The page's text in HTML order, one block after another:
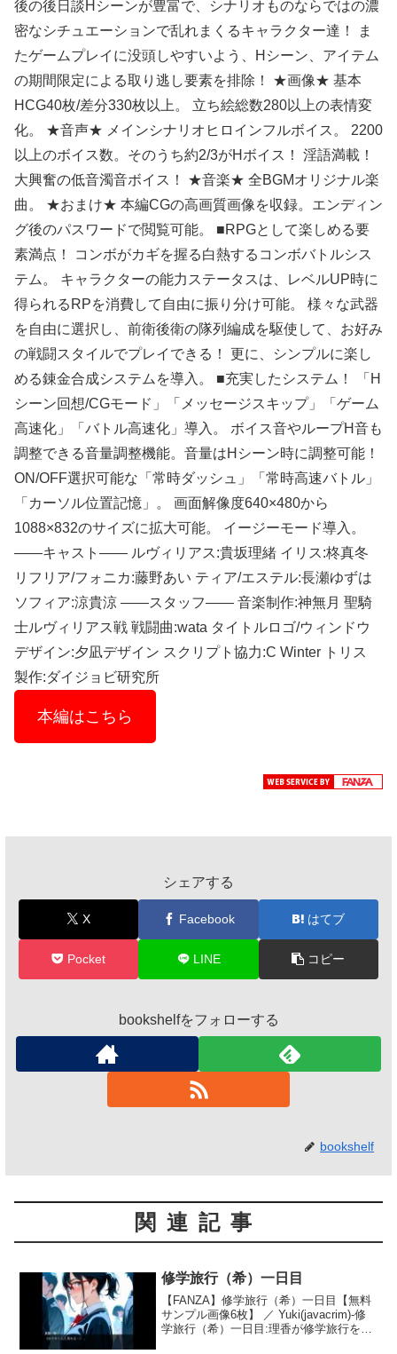
後の後日談Hシーンが豊富で、シナリオものならではの濃
密なシチュエーションで乱れまくるキャラクター達！ ま
たゲームプレイに没頭しやすいよう、Hシーン、アイテム
の期間限定による取り逃し要素を排除！ ★画像★ 基本
HCG40枚/差分330枚以上。 立ち絵総数280以上の表情変
化。 ★音声★ メインシナリオヒロインフルボイス。 2200
以上のボイス数。そのうち約2/3がHボイス！ 淫語満載！
大興奮の低音濁音ボイス！ ★音楽★ 全BGMオリジナル楽
曲。 ★おまけ★ 本編CGの高画質画像を収録。エンディン
グ後のパスワードで閲覧可能。 ■RPGとして楽しめる要
素満点！ コンボがカギを握る白熱するコンボバトルシス
テム。 キャラクターの能力ステータスは、レベルUP時に
得られるRPを消費して自由に振り分け可能。 様々な武器
を自由に選択し、前衛後衛の隊列編成を駆使して、お好み
の戦闘スタイルでプレイできる！ 更に、シンプルに楽し
める錬金合成システムを導入。 ■充実したシステム！ 「H
シーン回想/CGモード」「メッセージスキップ」「ゲーム
高速化」「バトル高速化」導入。 ボイス音やループH音も
調整できる音量調整機能。音量はHシーン時に調整可能！
ON/OFF選択可能な「常時ダッシュ」「常時高速バトル」
「カーソル位置記憶」。 画面解像度640×480から
1088×832のサイズに拡大可能。 イージーモード導入。
――キャスト―― ルヴィリアス:貴坂理緒 イリス:柊真冬
リフリア/フォニカ:藤野あい ティア/エステル:長瀬ゆずは
ソフィア:涼貴涼 ――スタッフ―― 音楽制作:神無月 聖騎
士ルヴィリアス戦 戦闘曲:wata タイトルロゴ/ウィンドウ
デザイン:夕凪デザイン スクリプト協力:C Winter トリス
製作:ダイジョビ研究所
本編はこちら
シェアする
X Facebook はてブ
Pocket LINE コピー
bookshelfをフォローする
bookshelf
関連記事
修学旅行（希）一日目
【FANZA】修学旅行（希）一日目【無料
サンプル画像6枚】 ／ Yuki(javacrim)-修
学旅行（希）一日目:理香が修学旅行を過